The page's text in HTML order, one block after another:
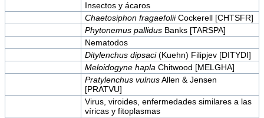
Insectos y ácaros
Chaetosiphon fragaefoliiCockerell [CHTSFR]
Phytonemus pallidusBanks [TARSPA]
Nematodos
Ditylenchus dipsaci(Kuehn) Filipjev [DITYDI]
Meloidogyne hapla Chitwood [MELGHA]
Pratylenchus vulnusAllen & Jensen
[PRATVU]
Virus, viroides, enfermedades similares a las
víricas y fitoplasmas